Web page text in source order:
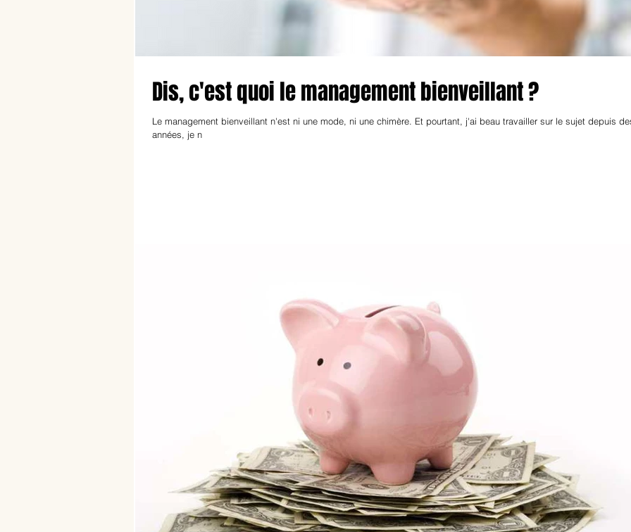
Dis, c'est quoi le management bienveillant ?
Le management bienveillant n'est ni une mode, ni une chimère. Et pourtant, j'ai beau travailler sur le sujet depuis
années, je n